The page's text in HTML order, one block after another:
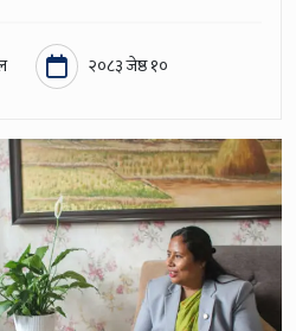
२०८३ जेष्ठ १०